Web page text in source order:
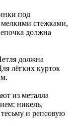
под
мелкими стежками,
должна
должна
лёгких курток
из металла
никель,
и репсовую